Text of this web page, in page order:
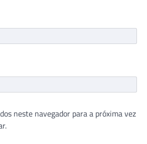
neste navegador para a próxima vez